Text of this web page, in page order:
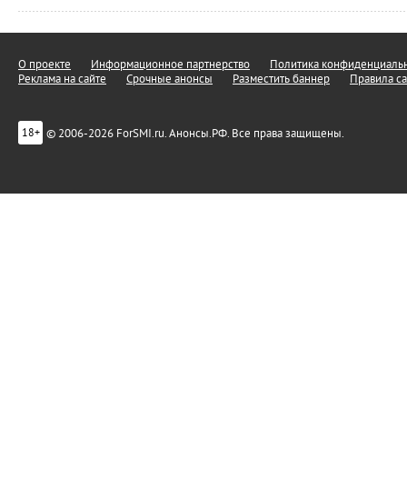
О проекте Информационное партнерство
Политика
Реклама на сайте
Срочные анонсы Разместить баннер Правила
18+ © 2006-2026 ForSMI.ru. Анонсы.РФ. Все права защищены.